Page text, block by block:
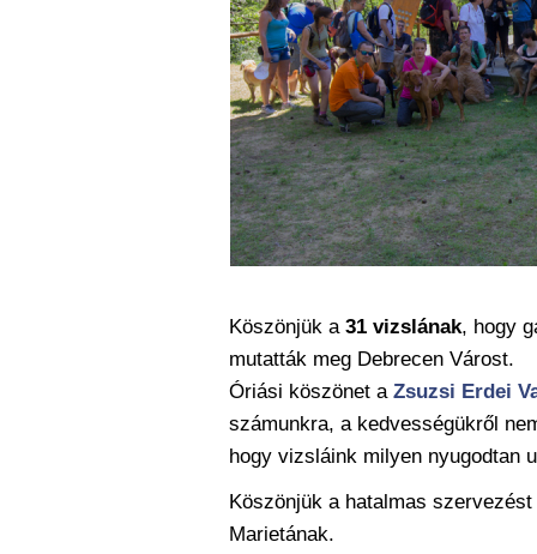
Köszönjük a 31 vizslának, hogy
mutatták meg Debrecen Várost.
Óriási köszönet a Zsuzsi Erdei
számunkra, a kedvességükről
hogy vizsláink milyen nyugodtan
Köszönjük a hatalmas
Marietának.